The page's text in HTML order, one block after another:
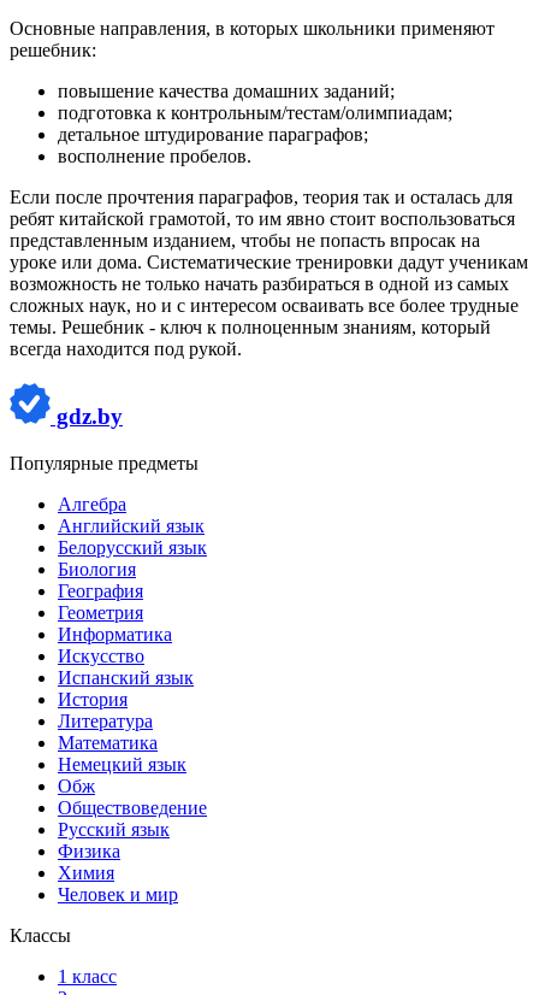
Основные направления, в которых школьники применяют
решебник:
повышение качества домашних заданий;
подготовка к контрольным/тестам/олимпиадам;
детальное штудирование параграфов;
восполнение пробелов.
Если после прочтения параграфов, теория так и осталась для
ребят китайской грамотой, то им явно стоит воспользоваться
представленным изданием, чтобы не попасть впросак на
уроке или дома. Систематические тренировки дадут ученикам
возможность не только начать разбираться в одной из самых
сложных наук, но и с интересом осваивать все более трудные
темы. Решебник - ключ к полноценным знаниям, который
всегда находится под рукой.
gdz.by
Популярные предметы
Алгебра
Английский язык
Белорусский язык
Биология
География
Геометрия
Информатика
Искусство
Испанский язык
История
Литература
Математика
Немецкий язык
Обж
Обществоведение
Русский язык
Физика
Химия
Человек и мир
Классы
1 класс